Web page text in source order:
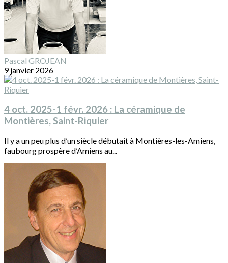
Pascal GROJEAN
9 janvier 2026
4 oct. 2025-1 févr. 2026 : La céramique de
Montières, Saint-Riquier
Il y a un peu plus d’un siècle débutait à Montières-les-Amiens,
faubourg prospère d’Amiens au...